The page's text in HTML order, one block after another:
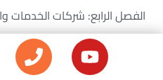
الفصل الرابع: شركات الخدمات
المادة – 30 – يقصد
الشركات التي تباشر نشاطاً أو